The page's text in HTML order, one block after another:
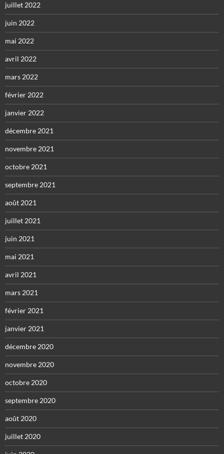
juillet 2022
juin 2022
mai 2022
avril 2022
mars 2022
février 2022
janvier 2022
décembre 2021
novembre 2021
octobre 2021
septembre 2021
août 2021
juillet 2021
juin 2021
mai 2021
avril 2021
mars 2021
février 2021
janvier 2021
décembre 2020
novembre 2020
octobre 2020
septembre 2020
août 2020
juillet 2020